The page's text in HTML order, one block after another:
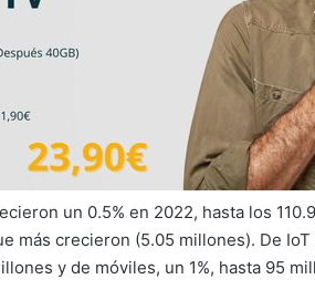
un 0.5% en 2022, hasta los
más crecieron (5.05 millones). De
y de móviles, un 1%, hasta 95